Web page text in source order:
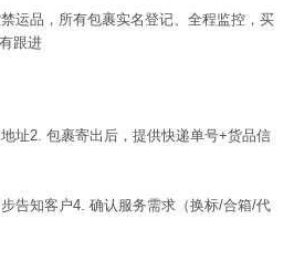
运品，所有包裹实名登记、全程监控，买
跟进
址2. 包裹寄出后，提供快递单号+货品信
告知客户4. 确认服务需求（换标/合箱/代